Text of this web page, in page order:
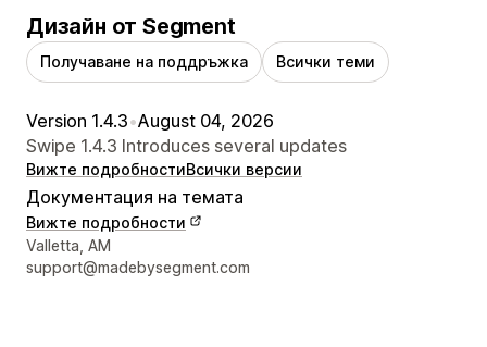
Дизайн от Segment
Получаване на поддръжка Всички теми
Version 1.4.3•August 04, 2026
Swipe 1.4.3 Introduces several updates
Вижте подробностиВсички версии
Документация на темата
Вижте подробности
Данни за връзка с дизайнера
Valletta, AM
support@madebysegment.com